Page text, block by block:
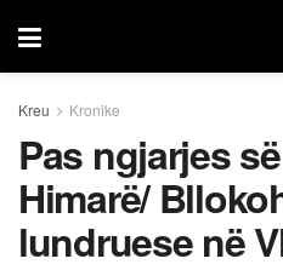
Kreu Kronike
Pas ngjarjes
Himarë/
lundruese në